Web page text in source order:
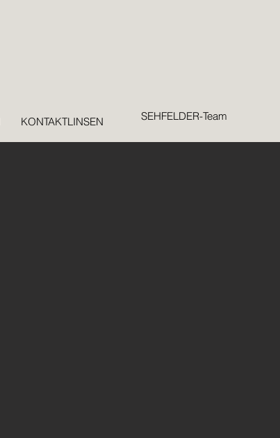
SEHFELDER-Team
KONTAKTLINSEN